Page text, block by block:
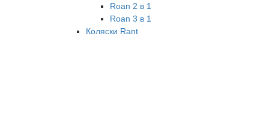
Roan 2 в 1
Roan 3 в 1
Коляски Rant